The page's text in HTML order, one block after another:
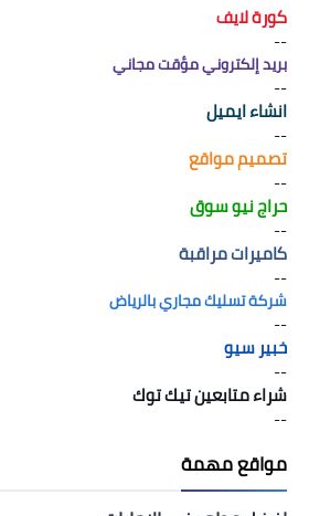
كورة لايف
--
بريد إلكتروني مؤقت مجاني
--
انشاء ايميل
--
تصميم مواقع
--
حراج نيو سوق
--
كاميرات مراقبة
--
شركة تسليك مجاري بالرياض
--
خبير سيو
--
شراء متابعين تيك توك
--
مواقع مهمة